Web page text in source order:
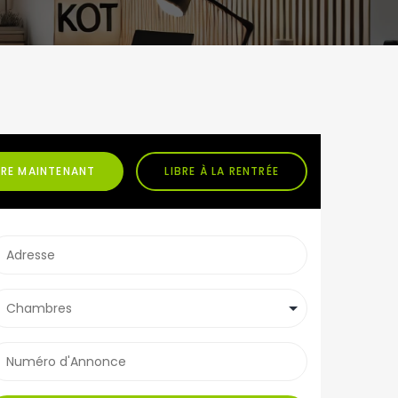
MAINTENANT LIBRE À LA RENTRÉE